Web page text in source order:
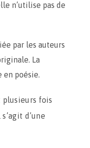
n’utilise pas de
par les auteurs
La
en poésie.
plusieurs fois
d’une